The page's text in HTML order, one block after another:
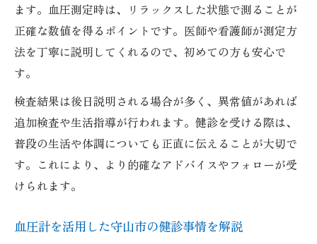
ます。血圧測定時は、リラックスした状態で測ることが
正確な数値を得るポイントです。医師や看護師が測定方
法を丁寧に説明してくれるので、初めての方も安心で
す。
検査結果は後日説明される場合が多く、異常値があれば
追加検査や生活指導が行われます。健診を受ける際は、
普段の生活や体調についても正直に伝えることが大切で
す。これにより、より的確なアドバイスやフォローが受
けられます。
血圧計を活用した守山市の健診事情を解説